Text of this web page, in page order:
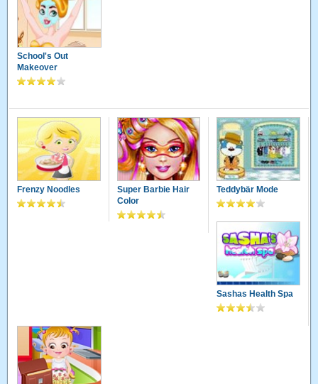
School's Out
Makeover
Frenzy Noodles
Super Barbie Hair
Color
Teddybär Mode
Sashas Health Spa